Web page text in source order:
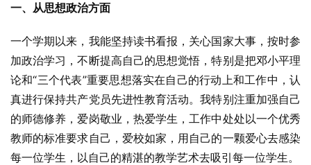
一、从思想政治方面
一个学期以来，我能坚持读书看报，关心国家大事，按时参
加政治学习，不断提高自己的思想觉悟，特别是把邓小平理
论和“三个代表”重要思想落实在自己的行动上和工作中，认
真进行保持共产党员先进性教育活动。我特别注重加强自己
的师德修养，爱岗敬业，热爱学生，工作中处处以一个优秀
教师的标准要求自己，爱校如家，用自己的一颗爱心去感染
每一位学生，以自己的精湛的教学艺术去吸引每一位学生。